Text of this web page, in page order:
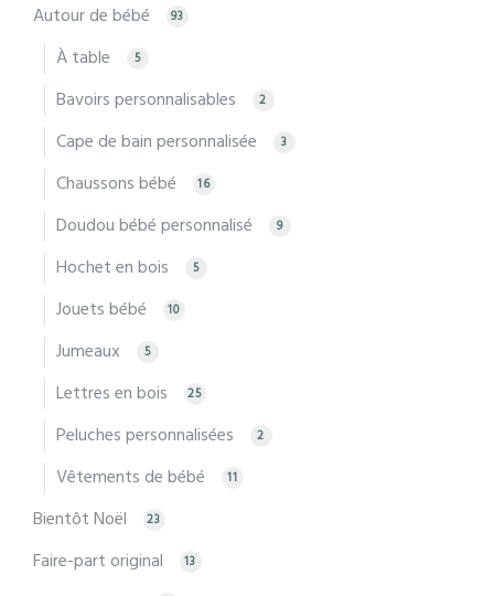
Autour de bébé 93
À table 5
Bavoirs personnalisables 2
Cape de bain personnalisée 3
Chaussons bébé 16
Doudou bébé personnalisé 9
Hochet en bois 5
Jouets bébé 10
Jumeaux 5
Lettres en bois 25
Peluches personnalisées 2
Vêtements de bébé 11
Bientôt Noël 23
Faire-part original 13